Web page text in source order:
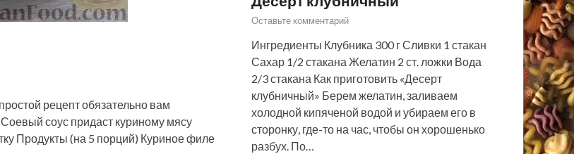
рецепт обязательно вам
соус придаст куриному мясу
Продукты (на 5 порций) Куриное филе
Оставьте комментарий
Ингредиенты Клубника 300 г Сливки 1 стакан
Сахар 1/2 стакана Желатин 2 ст. ложки Вода
2/3 стакана Как приготовить «Десерт
клубничный» Берем желатин, заливаем
холодной кипяченой водой и убираем его в
сторонку, где-то на час, чтобы он хорошенько
разбух. По…